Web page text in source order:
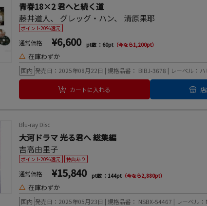
青春18×2 君へと続く道
藤井道人、 グレッグ・ハン、 清原果耶
ポイント20%還元
通常価格 ¥6,600 pt数 ：60pt （今なら1,200pt）
△ 在庫わずか
国内 発売日：2025年08月22日 | 規格品番： BIBJ-3678 | レーベル：
カートに入れる
Blu-ray Disc
大河ドラマ 光る君へ 総集編
吉高由里子
ポイント20%還元 特典あり
通常価格 ¥15,840 pt数 ：144pt （今なら2,880pt）
△ 在庫わずか
国内 発売日：2025年05月23日 | 規格品番： NSBX-54467 | レーベル：